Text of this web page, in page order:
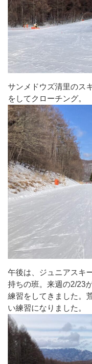
サンメドウズ清里のス
をしてクローチング。
午後は、ジュニアスキ
持ちの班。来週の2/23
練習をしてきました。
い練習になりました。